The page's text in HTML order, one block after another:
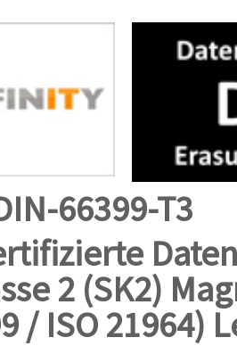
66399-T3
2 (SK2)
/ ISO 21964)